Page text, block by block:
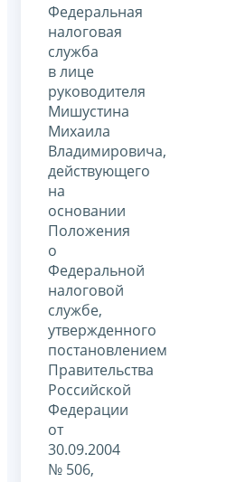
Федеральная
налоговая
служба
в лице
руководителя
Мишустина
Михаила
Владимировича,
действующего
на
основании
Положения
о
Федеральной
налоговой
службе,
утвержденного
постановлением
Правительства
Российской
Федерации
от
30.09.2004
№ 506,